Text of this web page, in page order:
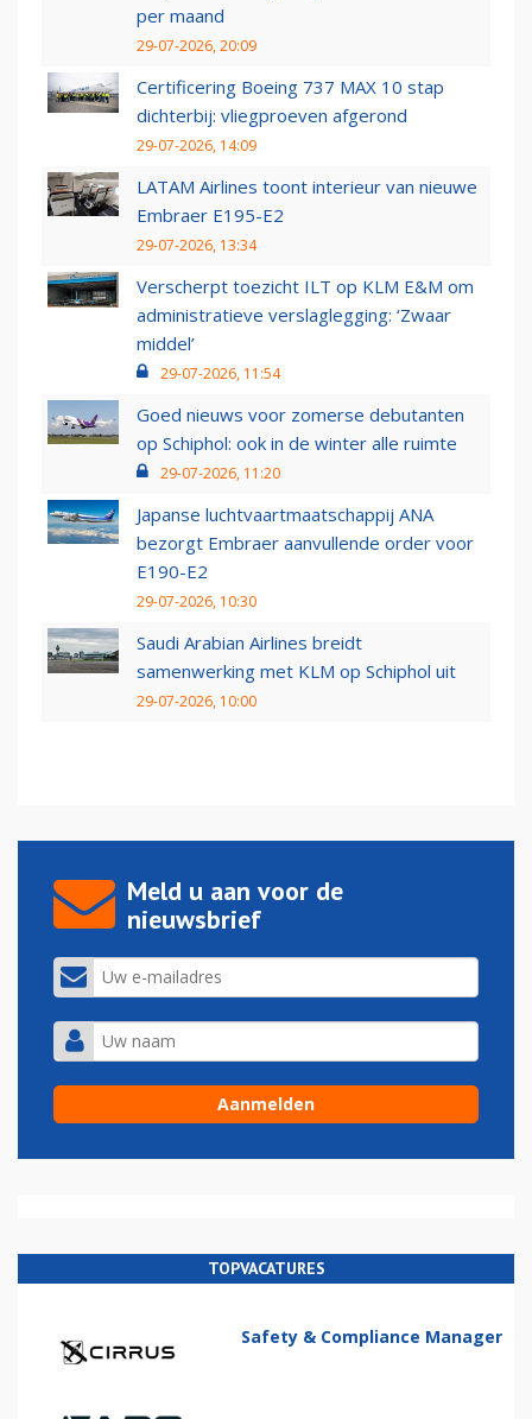
per maand
29-07-2026, 20:09
Certificering Boeing 737 MAX 10 stap
dichterbij: vliegproeven afgerond
29-07-2026, 14:09
LATAM Airlines toont interieur van nieuwe
Embraer E195-E2
29-07-2026, 13:34
Verscherpt toezicht ILT op KLM E&M om
administratieve verslaglegging: ‘Zwaar
middel’
29-07-2026, 11:54
Goed nieuws voor zomerse debutanten
op Schiphol: ook in de winter alle ruimte
29-07-2026, 11:20
Japanse luchtvaartmaatschappij ANA
bezorgt Embraer aanvullende order voor
E190-E2
29-07-2026, 10:30
Saudi Arabian Airlines breidt
samenwerking met KLM op Schiphol uit
29-07-2026, 10:00
Meld u aan voor de
nieuwsbrief
TOPVACATURES
Safety & Compliance Manager